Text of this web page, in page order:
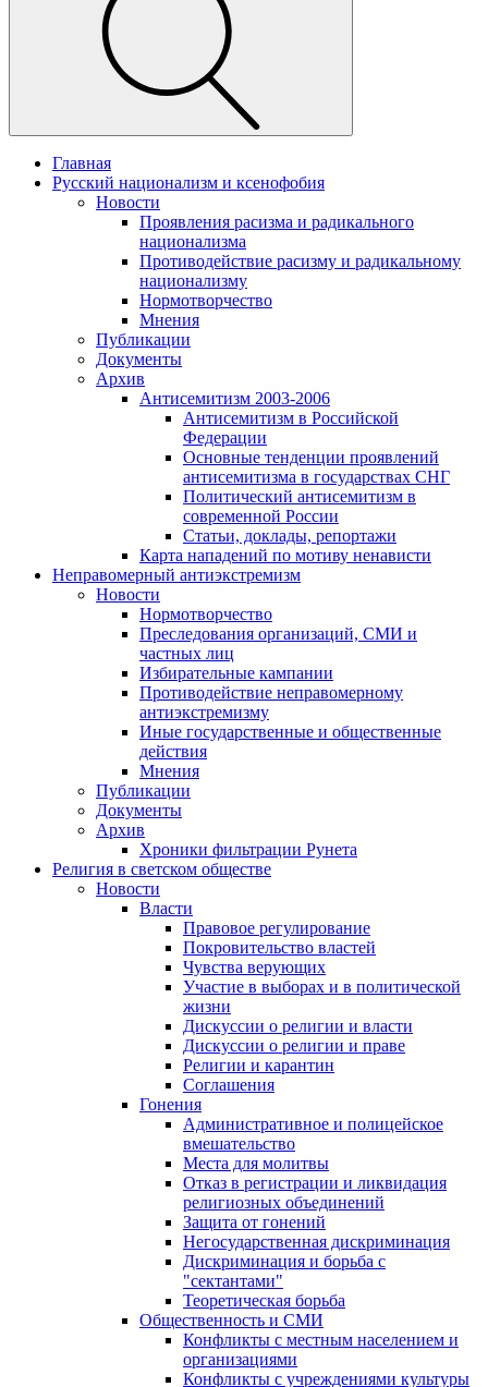
Главная
Русский национализм и ксенофобия
Новости
Проявления расизма и радикального
национализма
Противодействие расизму и радикальному
национализму
Нормотворчество
Мнения
Публикации
Документы
Архив
Антисемитизм 2003-2006
Антисемитизм в Российской
Федерации
Основные тенденции проявлений
антисемитизма в государствах СНГ
Политический антисемитизм в
современной России
Статьи, доклады, репортажи
Карта нападений по мотиву ненависти
Неправомерный антиэкстремизм
Новости
Нормотворчество
Преследования организаций, СМИ и
частных лиц
Избирательные кампании
Противодействие неправомерному
антиэкстремизму
Иные государственные и общественные
действия
Мнения
Публикации
Документы
Архив
Хроники фильтрации Рунета
Религия в светском обществе
Новости
Власти
Правовое регулирование
Покровительство властей
Чувства верующих
Участие в выборах и в политической
жизни
Дискуссии о религии и власти
Дискуссии о религии и праве
Религии и карантин
Соглашения
Гонения
Административное и полицейское
вмешательство
Места для молитвы
Отказ в регистрации и ликвидация
религиозных объединений
Защита от гонений
Негосударственная дискриминация
Дискриминация и борьба с
"сектантами"
Теоретическая борьба
Общественность и СМИ
Конфликты с местным населением и
организациями
Конфликты с учреждениями культуры